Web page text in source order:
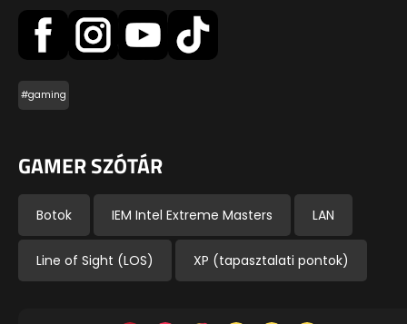
#gaming
GAMER SZÓTÁR
Botok IEM Intel Extreme Masters LAN
Line of Sight (LOS) XP (tapasztalati pontok)